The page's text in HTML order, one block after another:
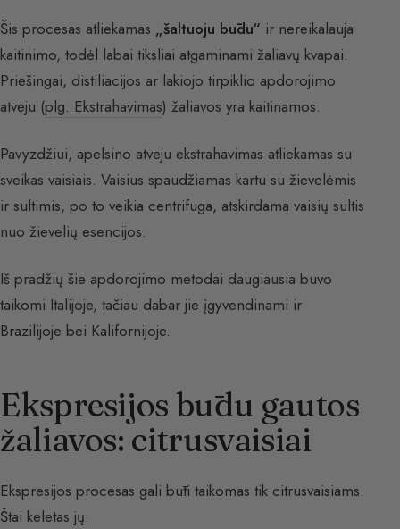
Šis procesas atliekamas „šaltuoju būdu“ ir nereikalauja
kaitinimo, todėl labai tiksliai atgaminami žaliavų kvapai.
Priešingai, distiliacijos ar lakiojo tirpiklio apdorojimo
atveju (plg. Ekstrahavimas) žaliavos yra kaitinamos.
Pavyzdžiui, apelsino atveju ekstrahavimas atliekamas su
sveikas vaisiais. Vaisius spaudžiamas kartu su žievelėmis
ir sultimis, po to veikia centrifuga, atskirdama vaisių sultis
nuo žievelių esencijos.
Iš pradžių šie apdorojimo metodai daugiausia buvo
taikomi Italijoje, tačiau dabar jie įgyvendinami ir
Brazilijoje bei Kalifornijoje.
Ekspresijos būdu gautos
žaliavos: citrusvaisiai
Ekspresijos procesas gali būti taikomas tik citrusvaisiams.
Štai keletas jų: